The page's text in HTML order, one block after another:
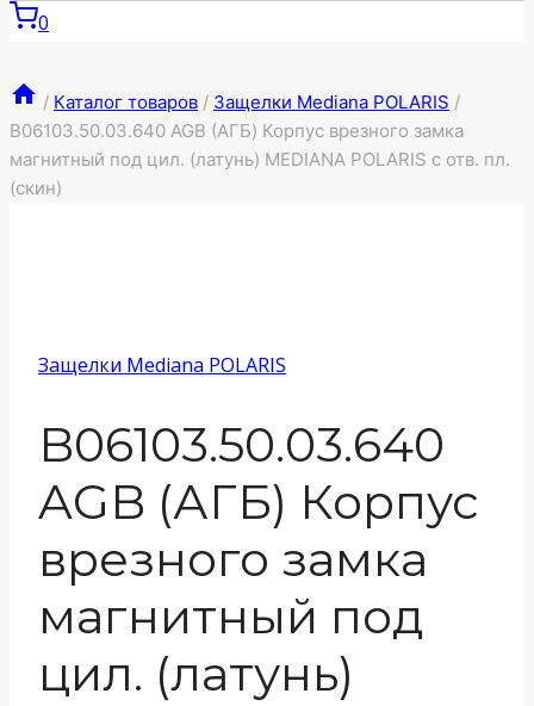
0
/ Каталог товаров / Защелки Mediana POLARIS /
B06103.50.03.640 AGB (АГБ) Корпус врезного замка
магнитный под цил. (латунь) MEDIANA POLARIS с отв. пл.
(скин)
Защелки Mediana POLARIS
B06103.50.03.640
AGB (АГБ) Корпус
врезного замка
магнитный под
цил. (латунь)